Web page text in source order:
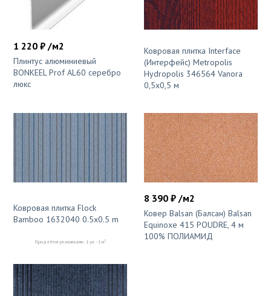
1 220 ₽ /м2
Плинтус алюминиевый
BONKEEL Prof AL60 серебро
люкс
Ковровая плитка Interface
(Интерфейс) Metropolis
Hydropolis 346564 Vanora
0,5x0,5 м
Ковровая плитка Flock
Bamboo 1632040 0.5x0.5 m
Продаётся упаковками: 1 уп. - 1 м2
8 390 ₽ /м2
Ковер Balsan (Балсан) Balsan
Equinoxe 415 POUDRE, 4 м
100% ПОЛИАМИД